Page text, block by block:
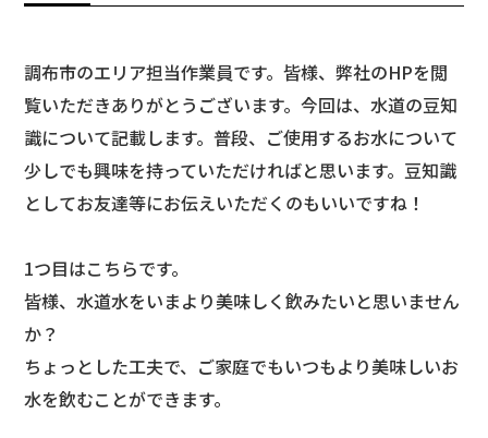
調布市のエリア担当作業員です。皆様、弊社のHPを閲
覧いただきありがとうございます。今回は、水道の豆知
識について記載します。普段、ご使用するお水について
少しでも興味を持っていただければと思います。豆知識
としてお友達等にお伝えいただくのもいいですね！
1つ目はこちらです。
皆様、水道水をいまより美味しく飲みたいと思いません
か？
ちょっとした工夫で、ご家庭でもいつもより美味しいお
水を飲むことができます。